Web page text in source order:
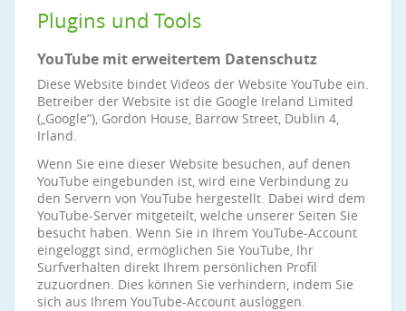
Plugins und Tools
YouTube mit erweitertem Datenschutz
Diese Website bindet Videos der Website YouTube ein.
Betreiber der Website ist die Google Ireland Limited
(„Google”), Gordon House, Barrow Street, Dublin 4,
Irland.
Wenn Sie eine dieser Website besuchen, auf denen
YouTube eingebunden ist, wird eine Verbindung zu
den Servern von YouTube hergestellt. Dabei wird dem
YouTube-Server mitgeteilt, welche unserer Seiten Sie
besucht haben. Wenn Sie in Ihrem YouTube-Account
eingeloggt sind, ermöglichen Sie YouTube, Ihr
Surfverhalten direkt Ihrem persönlichen Profil
zuzuordnen. Dies können Sie verhindern, indem Sie
sich aus Ihrem YouTube-Account ausloggen.